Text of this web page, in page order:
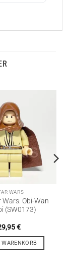
WARS
Wars: Obi-Wan
(SW0173)
€
WARENKORB